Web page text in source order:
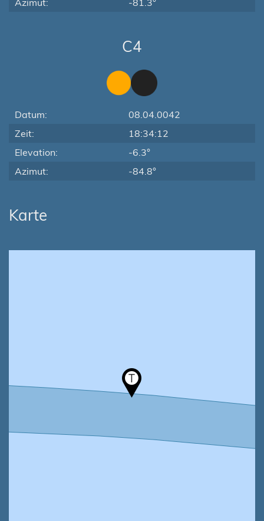
Azimut:
-81.3°
C4
Datum:
08.04.0042
Zeit:
18:34:12
Elevation:
-6.3°
Azimut:
-84.8°
Karte